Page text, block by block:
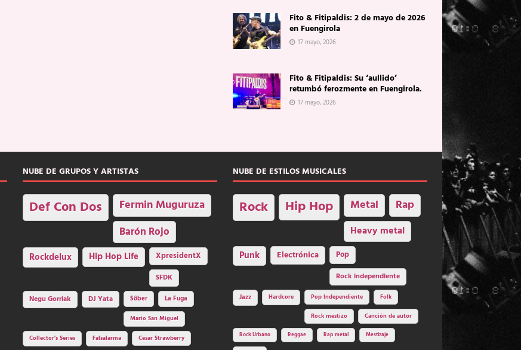
Fito & Fitipaldis: 2 de mayo de 2026
en Fuengirola
17 mayo, 2026
Fito & Fitipaldis: Su ‘aullido’
retumbó ferozmente en Fuengirola.
17 mayo, 2026
NUBE DE GRUPOS Y ARTISTAS
Def Con Dos Fermin Muguruza
Barón Rojo
Rockdelux Hip Hop Life
XpresidentX
SFDK
Negu Gorriak
DJ Yata Sôber
La Fuga
Mario San Miguel
Collector's Series
Falsalarma César Strawberry
NUBE DE ESTILOS MUSICALES
Rock Hip Hop Metal Rap
Heavy metal
Punk Electrónica
Pop
Rock independiente
Jazz Hardcore Pop Independiente Folk
Rock mestizo Canción de autor
Rock Urbano Reggae Rap metal Mestizaje